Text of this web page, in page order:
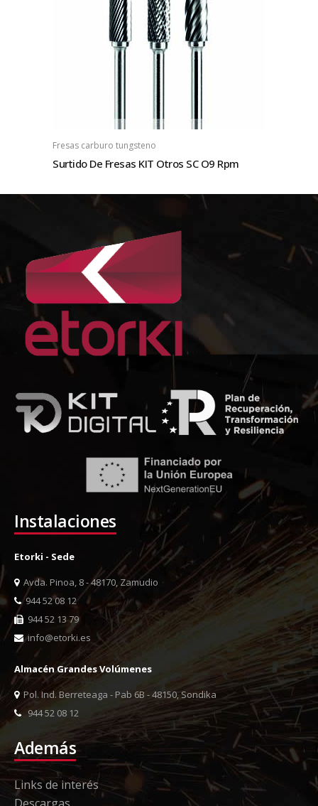
Fresas carburo tungsteno
Surtido De Fresas KIT Otros SC O9 Rpm
Instalaciones
Etorki - Sede
Avda. Pinoa, 8 - 48170, Zamudio
944 52 08 12
944 52 13 79
info@etorki.es
Almacén Grandes Volúmenes
Pol. Ind. Berreteaga - Pab 6B - 48150, Sondika
944 52 08 12
Además
Links de interés
Descargas